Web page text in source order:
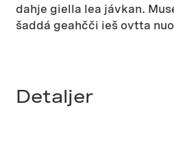
dahje giella lea jávkan.
šaddá geahčči ieš ovtta
Detaljer